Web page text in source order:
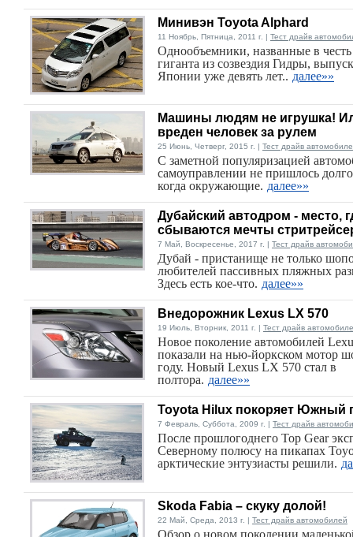
Минивэн Toyota Alphard
11 Ноябрь, Пятница, 2011 г. | Тест драйв
Однообъемники, названные в честь
гиганта из созвездия Гидры,
Японии уже девять лет.. далее»»
Машины людям не игрушка!
вреден человек за рулем
25 Июнь, Четверг, 2015 г. | Тест драйв
С заметной популяризацией
самоуправлении не пришлось
когда окружающие. далее»»
Дубайский автодром - место,
сбываются мечты
7 Май, Воскресенье, 2017 г. | Тест драйв
Дубай - пристанище не только
любителей пассивных пляжных
Здесь есть кое-что. далее»»
Внедорожник Lexus LX 570
19 Июль, Вторник, 2011 г. | Тест драйв
Новое поколение автомобилей
показали на нью-йоркском мотор
году. Новый Lexus LX 570 стал в
полтора. далее»»
Toyota Hilux покоряет Южный
7 Февраль, Суббота, 2009 г. | Тест драйв
После прошлогоднего Top Gear
Северному полюсу на пикапах
арктические энтузиасты решили.
Skoda Fabia – скуку долой!
22 Май, Среда, 2013 г. | Тест драйв автомобилей
Обзор о новом поколении